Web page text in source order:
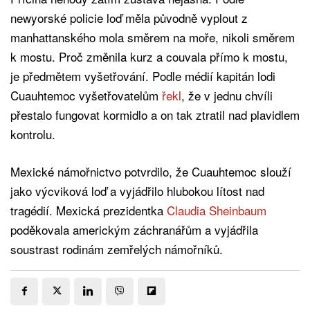
newyorské policie loď měla původně vyplout z
manhattanského mola směrem na moře, nikoli směrem
k mostu. Proč změnila kurz a couvala přímo k mostu,
je předmětem vyšetřování. Podle médií kapitán lodi
Cuauhtemoc vyšetřovatelům řekl, že v jednu chvíli
přestalo fungovat kormidlo a on tak ztratil nad plavidlem
kontrolu.
Mexické námořnictvo potvrdilo, že Cuauhtemoc slouží
jako výcviková loď a vyjádřilo hlubokou lítost nad
tragédií. Mexická prezidentka Claudia Sheinbaum
poděkovala americkým záchranářům a vyjádřila
soustrast rodinám zemřelých námořníků.